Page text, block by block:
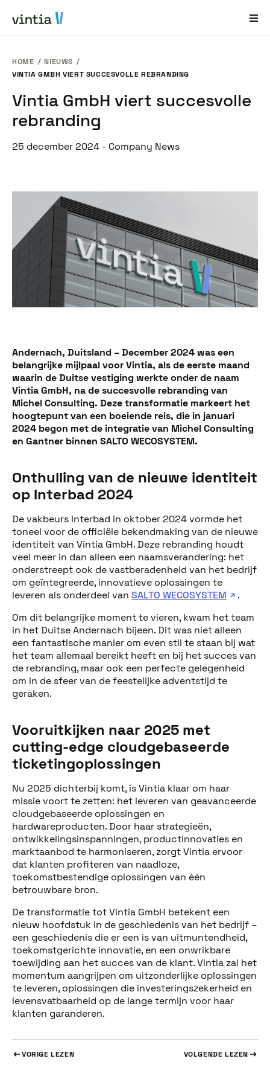
Hulp en Ondersteuning
EN FR NL
Sectoren
Oplossingen
Casestudy´s
Over ons
Nieuws en Events
Contact
HOME
NIEUWS
VINTIA GMBH VIERT SUCCESVOLLE REBRANDING
Vintia GmbH viert succesvolle
rebranding
25 december 2024 - Company News
Andernach, Duitsland – December 2024 was een
belangrijke mijlpaal voor Vintia, als de eerste maand
waarin de Duitse vestiging werkte onder de naam
Vintia GmbH, na de succesvolle rebranding van
Michel Consulting. Deze transformatie markeert het
hoogtepunt van een boeiende reis, die in januari
2024 begon met de integratie van Michel Consulting
en Gantner binnen SALTO WECOSYSTEM.
Onthulling van de nieuwe identiteit
op Interbad 2024
De vakbeurs Interbad in oktober 2024 vormde het
toneel voor de officiële bekendmaking van de nieuwe
identiteit van Vintia GmbH. Deze rebranding houdt
veel meer in dan alleen een naamsverandering: het
onderstreept ook de vastberadenheid van het bedrijf
om geïntegreerde, innovatieve oplossingen te
leveren als onderdeel van SALTO WECOSYSTEM
.
Om dit belangrijke moment te vieren, kwam het team
in het Duitse Andernach bijeen. Dit was niet alleen
een fantastische manier om even stil te staan bij wat
het team allemaal bereikt heeft en bij het succes van
de rebranding, maar ook een perfecte gelegenheid
om in de sfeer van de feestelijke adventstijd te
geraken.
Vooruitkijken naar 2025 met
cutting-edge cloudgebaseerde
ticketingoplossingen
Nu 2025 dichterbij komt, is Vintia klaar om haar
missie voort te zetten: het leveren van geavanceerde
cloudgebaseerde oplossingen en
hardwareproducten. Door haar strategieën,
ontwikkelingsinspanningen, productinnovaties en
marktaanbod te harmoniseren, zorgt Vintia ervoor
dat klanten profiteren van naadloze,
toekomstbestendige oplossingen van één
betrouwbare bron.
De transformatie tot Vintia GmbH betekent een
nieuw hoofdstuk in de geschiedenis van het bedrijf –
een geschiedenis die er een is van uitmuntendheid,
toekomstgerichte innovatie, en een onwrikbare
toewijding aan het succes van de klant. Vintia zal het
momentum aangrijpen om uitzonderlijke oplossingen
te leveren, oplossingen die investeringszekerheid en
levensvatbaarheid op de lange termijn voor haar
klanten garanderen.
VORIGE LEZEN VOLGENDE LEZEN